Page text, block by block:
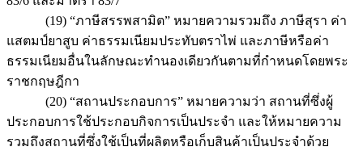
(19) “ภาษีสรรพสามิต” หมายความรวมถึง ภาษีสุรา ค่า
แสตมป์ยาสูบ ค่าธรรมเนียมประทับตราไพ่ และภาษีหรือค่า
ธรรมเนียมอื่นในลักษณะทำนองเดียวกันตามที่กำหนดโดยพระ
ราชกฤษฎีกา
(20) “สถานประกอบการ” หมายความว่า สถานที่ซึ่งผู้
ประกอบการใช้ประกอบกิจการเป็นประจำ และให้หมายความ
รวมถึงสถานที่ซึ่งใช้เป็นที่ผลิตหรือเก็บสินค้าเป็นประจำด้วย